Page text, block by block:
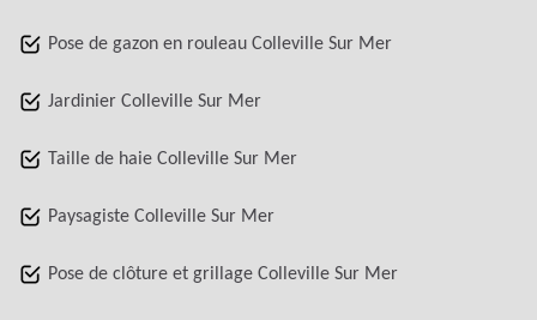
Pose de gazon en rouleau Colleville Sur Mer
Jardinier Colleville Sur Mer
Taille de haie Colleville Sur Mer
Paysagiste Colleville Sur Mer
Pose de clôture et grillage Colleville Sur Mer